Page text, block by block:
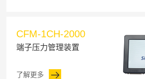
CFM-1CH-2000
端子压力管理装置
了解更多